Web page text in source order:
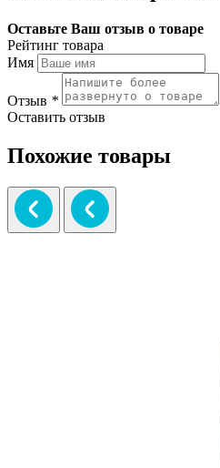
Оставьте Ваш отзыв о товаре
Рейтинг товара
Имя
Отзыв *
Оставить отзыв
Похожие товары